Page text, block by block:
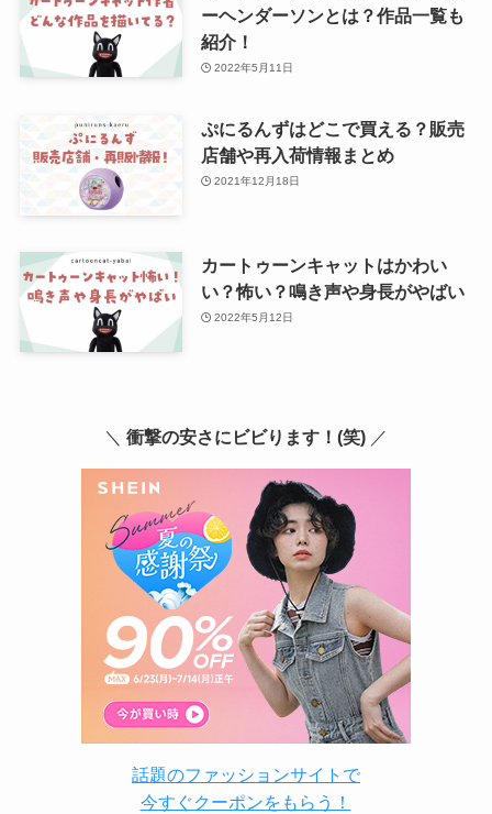
ーヘンダーソンとは？作品一覧も
紹介！
2022年5月11日
ぷにるんずはどこで買える？販売
店舗や再入荷情報まとめ
2021年12月18日
カートゥーンキャットはかわい
い？怖い？鳴き声や身長がやばい
2022年5月12日
＼ 衝撃の安さにビビります！(笑) ／
話題のファッションサイトで
今すぐクーポンをもらう！